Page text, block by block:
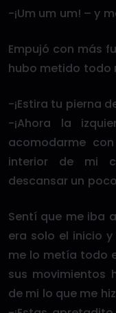
-¡Um um um! – y
Empujó con más
hubo metido todo
-¡Estira tu pierna
-¡Ahora la
acomodarme
interior de mi
descansar un
Sentí que me iba
era solo el inicio
me lo metía todo
sus movimientos
de mi lo que me